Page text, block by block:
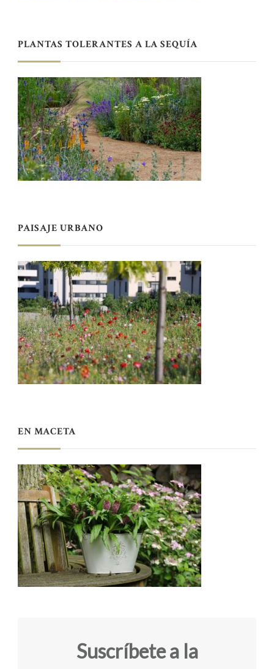
PLANTAS TOLERANTES A LA SEQUÍA
PAISAJE URBANO
EN MACETA
Suscríbete a la